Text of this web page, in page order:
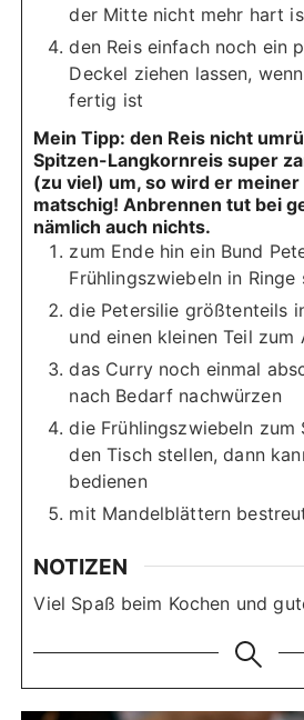
der Mitte nicht mehr hart
den Reis einfach noch ein
Deckel ziehen lassen,
fertig ist
Mein Tipp: den Reis nicht
Spitzen-Langkornreis super
(zu viel) um, so wird er
matschig! Anbrennen tut bei
nämlich auch nichts.
zum Ende hin ein Bund
Frühlingszwiebeln in Ringe
die Petersilie größtenteils
und einen kleinen Teil zum
das Curry noch einmal
nach Bedarf nachwürzen
die Frühlingszwiebeln zum
den Tisch stellen, dann
bedienen
mit Mandelblättern
NOTIZEN
Viel Spaß beim Kochen und